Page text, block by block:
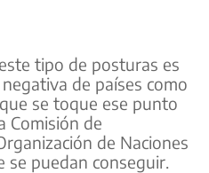
tipo de posturas es
de países como
se toque ese punto
Comisión de
de Naciones
se puedan conseguir.